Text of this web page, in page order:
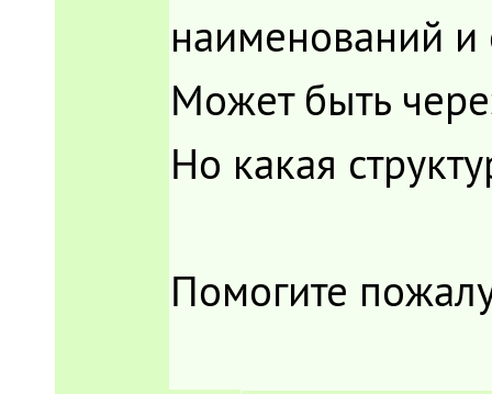
наименований и
Может быть
Но какая
Помогите